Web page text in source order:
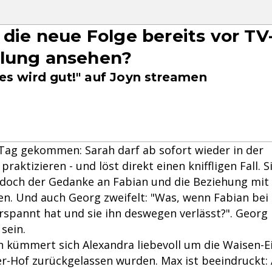
neue Folge bereits vor
ansehen?
wird gut!" auf Joyn streamen
gekommen: Sarah darf ab sofort wieder in der
- und löst direkt einen kniffligen Fall.
der Gedanke an Fabian und die Beziehung
Und auch Georg zweifelt: "Was, wenn Fabian
hat und sie ihn deswegen verlässt?".
kümmert sich Alexandra liebevoll um die Waisen-
Hof zurückgelassen wurden. Max ist beeindruckt: